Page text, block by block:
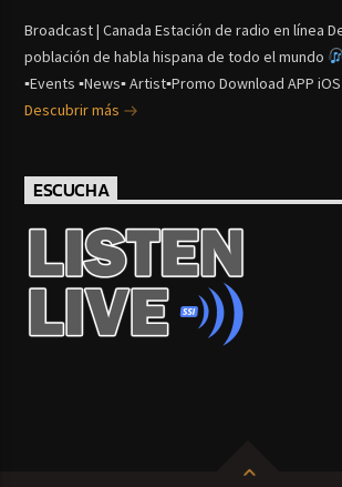
Broadcast | Canada Estación de radio en línea
población de habla hispana de todo el mundo
▪Events ▪News▪ Artist▪Promo Download APP
Descubrir más
ESCUCHA